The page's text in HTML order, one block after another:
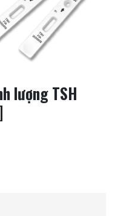
lượng TSH